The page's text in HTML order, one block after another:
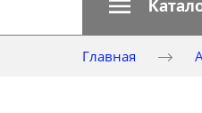
Главная